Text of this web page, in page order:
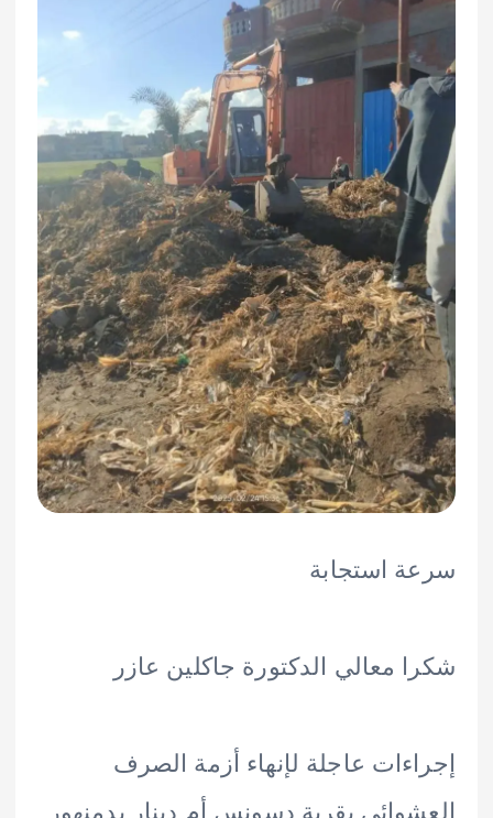
استجابة
معالي الدكتورة جاكلين عازر
عاجلة لإنهاء أزمة الصرف
بقرية دسونس أم دينار بدمنهور